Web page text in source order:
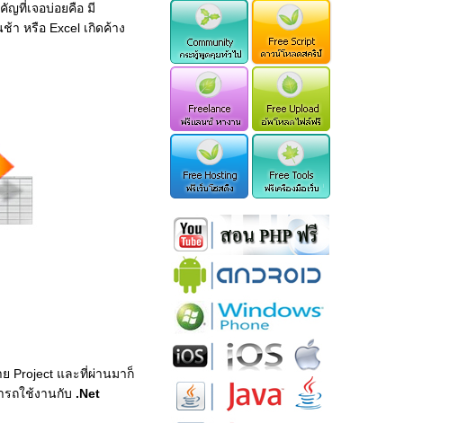
ญที่เจอบ่อยคือ มี
า หรือ Excel เกิดค้าง
Project และที่ผ่านมาก็
รถใช้งานกับ .Net